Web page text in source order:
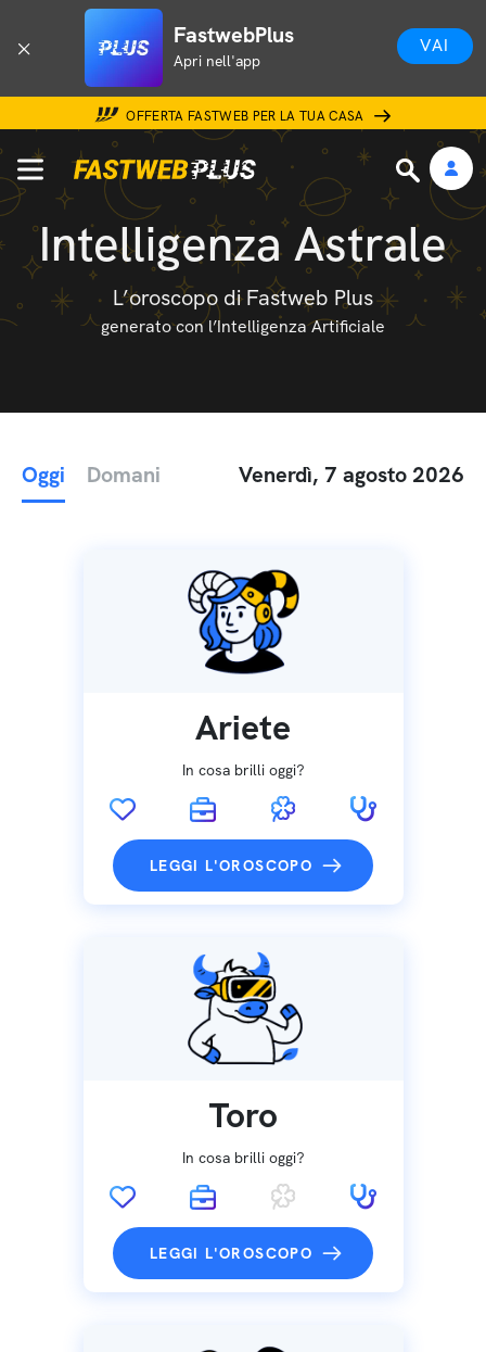
FastwebPlus
Apri nell'app
VAI
OFFERTA FASTWEB PER LA TUA CASA
Intelligenza Astrale
L’oroscopo di Fastweb Plus
generato con l’Intelligenza Artificiale
Oggi Domani Venerdì, 7 agosto 2026
Ariete
In cosa brilli oggi?
LEGGI L'OROSCOPO
Toro
In cosa brilli oggi?
LEGGI L'OROSCOPO